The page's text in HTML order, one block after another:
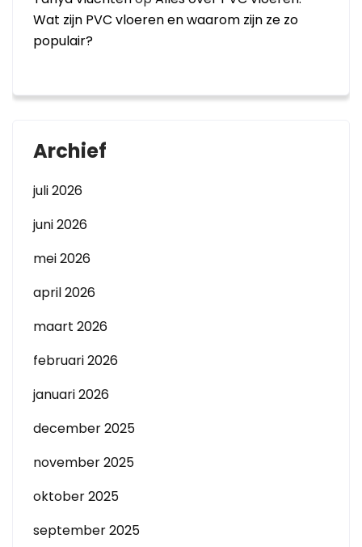
Wat zijn PVC vloeren en waarom zijn ze zo
populair?
Archief
juli 2026
juni 2026
mei 2026
april 2026
maart 2026
februari 2026
januari 2026
december 2025
november 2025
oktober 2025
september 2025